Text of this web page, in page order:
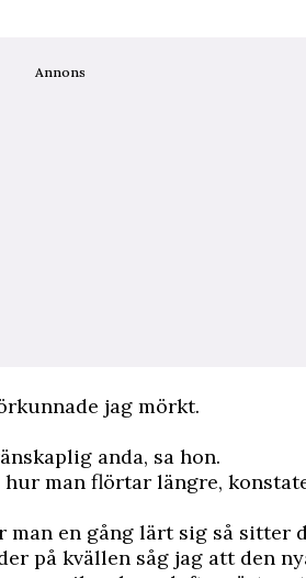
Annons
jag mörkt.
anda, sa hon.
man flörtar längre,
man en gång lärt sig så sitter
på kvällen såg jag att den